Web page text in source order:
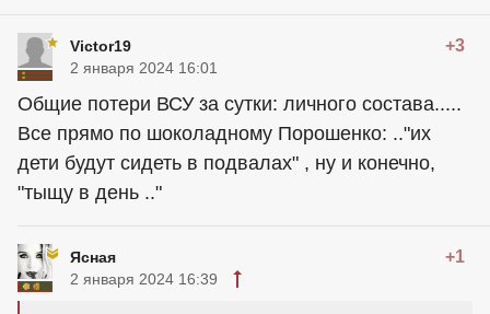
Victor19 +3
2 января 2024 16:01
Общие потери ВСУ за сутки: личного состава.....
Все прямо по шоколадному Порошенко: .."их
дети будут сидеть в подвалах" , ну и конечно,
"тыщу в день .."
Ясная +1
2 января 2024 16:39